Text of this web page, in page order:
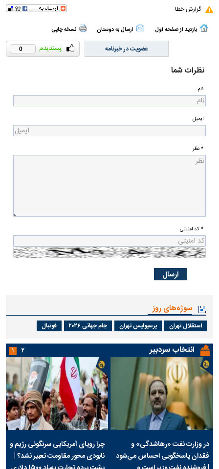
گزارش خطا
بازدید از صفحه اول ارسال به دوستان نسخه چاپی
0 عضویت در خبرنامه
نظرات شما
نام
ایمیل
* نظر
* کد امنیتی
سوژه‌های روز
استقلال تهران پرسپولیس تهران جام جهانی ۲۰۲۶ فوتبال
انتخاب سردبیر
در وزارت نفت «رهاشدگی» و
فقدان پاسخگویی احساس می‌شود
چرا رویای آمریکایی سرنگونی رژیم و
نابودی محور مقاومت تعبیر نشد؟ |
۱ ۲